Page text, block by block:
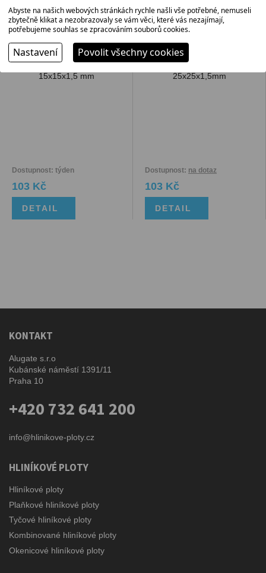
Špice základní pro jekl
15x15x1,5 mm
Dostupnost: týden
103 Kč
DETAIL
Špice s kuličkou - pro
jekl 25x25x1,5mm
Dostupnost: na dotaz
103 Kč
DETAIL
KONTAKT
Alugate s.r.o
Kubánské náměstí 1391/11
Praha 10
+420 732 641 200
info@hlinikove-ploty.cz
HLINÍKOVÉ PLOTY
Hliníkové ploty
Plaňkové hliníkové ploty
Tyčové hliníkové ploty
Kombinované hliníkové ploty
Okenicové hliníkové ploty
Abyste na našich webových stránkách rychle našli vše potřebné, nemuseli
zbytečně klikat a nezobrazovaly se vám věci, které vás nezajímají,
potřebujeme souhlas se zpracováním souborů cookies.
Nastavení Povolit všechny cookies